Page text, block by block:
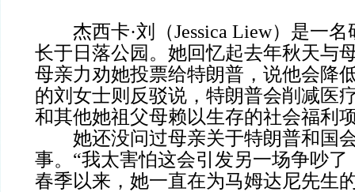
杰西卡·刘（Jessica Liew）是一名
长于日落公园。她回忆起去年秋天与
母亲力劝她投票给特朗普，说他会降
的刘女士则反驳说，特朗普会削减医
和其他她祖父母赖以生存的社会福利
她还没问过母亲关于特朗普和国
事。“我太害怕这会引发另一场争吵了
春季以来，她一直在为马姆达尼先生